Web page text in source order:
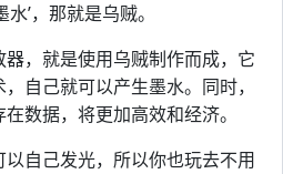
’，那就是乌贼。
，就是使用乌贼制作而成，它
自己就可以产生墨水。同时，
数据，将更加高效和经济。
自己发光，所以你也玩去不用